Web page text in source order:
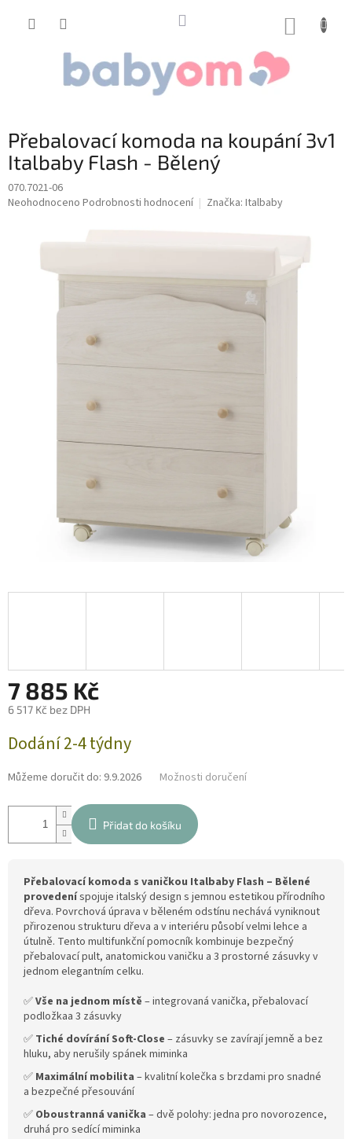
Přebalovací komoda na koupání 3v1
Italbaby Flash - Bělený
070.7021-06
Průměrné
Neohodnoceno Podrobnosti hodnocení Značka: Italbaby
7 885 Kč
6 517 Kč bez DPH
cena:
Dodání 2-4 týdny
Můžeme doručit do: 9.9.2026 Možnosti doručení
Přidat do košíku
Přebalovací komoda s vaničkou Italbaby Flash – Bělené
provedeníspojuje italský design s jemnou estetikou přírodního
dřeva. Povrchová úprava v běleném odstínu nechává vyniknout
přirozenou strukturu dřeva a v interiéru působí velmi lehce a
útulně. Tento multifunkční pomocník kombinuje bezpečný
přebalovací pult, anatomickou vaničku a 3 prostorné zásuvky v
jednom elegantním celku.
✅Vše na jednom místě – integrovaná vanička, přebalovací
podložkaa 3 zásuvky
✅ Tiché dovírání Soft-Close – zásuvky se zavírají jemně a bez
hluku, aby nerušily spánek miminka
✅ Maximální mobilita – kvalitní kolečka s brzdami pro snadné
a bezpečné přesouvání
✅ Oboustranná vanička – dvě polohy: jedna pro novorozence,
druhá pro sedící miminka